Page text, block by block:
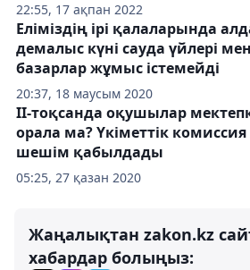
22:55, 17 ақпан 2022
20:37, 18 маусым 2020
Еліміздің ірі қалаларында
демалыс күні сауда үйлері мен
базарлар жұмыс істемейді
05:25, 27 қазан 2020
ІІ-тоқсанда оқушылар
орала ма? Үкіметтік
шешім қабылдады
Жаңалықтан zakon.kz
хабардар болыңыз: